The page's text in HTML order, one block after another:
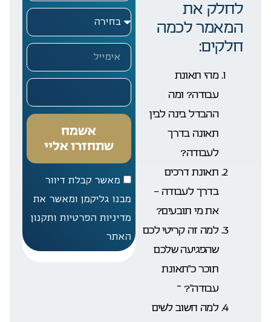
מאשר קבלת דיוור
מבנו גליקמן ומאשר את
מדיניות הפרטיות ותקנון
האתר
אשמח
שתחזרו אליי
לחלק את
המאמר לכמה
חלקים:
מהי תאונת
עבודה? ומה
ההבדל בינה לבין
תאונה בדרך
לעבודה?
תאונת דרכים
בדרך לעבודה –
את מי תובעים?
למה זה קריטי לכם
שהפגיעה שלכם
תוכר כ”תאונת
עבודה”?ֿ
למה חשוב לשים